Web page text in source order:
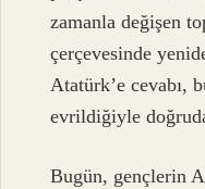
zamanla değişen
çerçevesinde
Atatürk’e cevabı,
evrildiğiyle
Bugün, gençlerin